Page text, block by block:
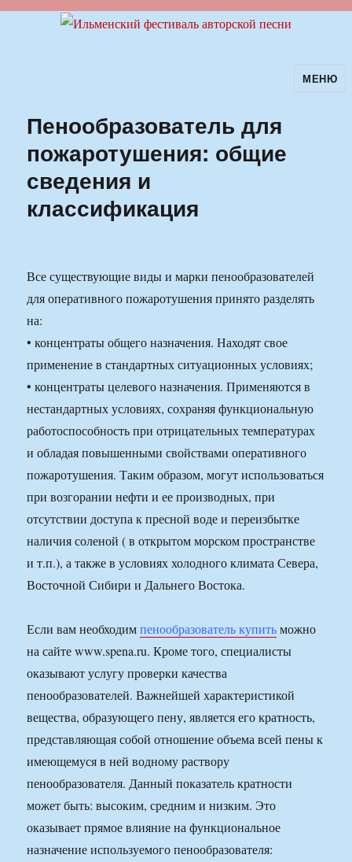
Ильменский фестиваль авторскойМЕНЮ
Пенообразователь для
пожаротушения: общие
сведения и
классификация
Все существующие виды и марки пенообразователей
для оперативного пожаротушения принято разделять
на:
• концентраты общего назначения. Находят свое
применение в стандартных ситуационных условиях;
• концентраты целевого назначения. Применяются в
нестандартных условиях, сохраняя функциональную
работоспособность при отрицательных температурах
и обладая повышенными свойствами оперативного
пожаротушения. Таким образом, могут использоваться
при возгорании нефти и ее производных, при
отсутствии доступа к пресной воде и переизбытке
наличия соленой ( в открытом морском пространстве
и т.п.), а также в условиях холодного климата Севера,
Восточной Сибири и Дальнего Востока.
Если вам необходимпенообразователь купитьможно
на сайте www.spena.ru. Кроме того, специалисты
оказывают услугу проверки качества
пенообразователей. Важнейшей характеристикой
вещества, образующего пену, является его кратность,
представляющая собой отношение объема всей пены к
имеющемуся в ней водному раствору
пенообразователя. Данный показатель кратности
может быть: высоким, средним и низким. Это
оказывает прямое влияние на функциональное
назначение используемого пенообразователя: